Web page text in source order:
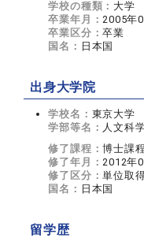
学校の種類： 大学
卒業年月：2005年
卒業区分：卒業
国名： 日本国
出身大学院
学校名： 東京大学
学部等名： 人文科
修了課程：博士課程
修了年月：2012年
修了区分：単位取
国名： 日本国
留学歴